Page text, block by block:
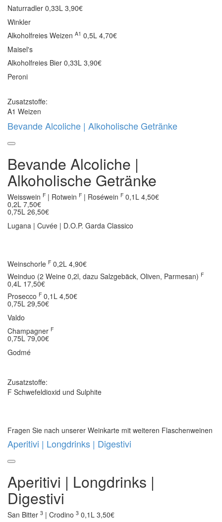
Naturradler 0,33L 3,90€
Winkler
Alkoholfreies Weizen A1 0,5L 4,70€
Maisel's
Alkoholfreies Bier 0,33L 3,90€
Peroni
Zusatzstoffe:
A1 Weizen
Bevande Alcoliche | Alkoholische Getränke
Bevande Alcoliche |
Alkoholische Getränke
Weisswein F | Rotwein F | Roséwein F 0,1L 4,50€
0,2L 7,50€
0,75L 26,50€
Lugana | Cuvée | D.O.P. Garda Classico
Weinschorle F 0,2L 4,90€
Weinduo (2 Weine 0,2l, dazu Salzgebäck, Oliven, Parmesan) F
0,4L 17,50€
Prosecco F 0,1L 4,50€
0,75L 29,50€
Valdo
Champagner F
0,75L 79,00€
Godmé
Zusatzstoffe:
F Schwefeldioxid und Sulphite
Fragen Sie nach unserer Weinkarte mit weiteren Flaschenweinen
Aperitivi | Longdrinks | Digestivi
Aperitivi | Longdrinks |
Digestivi
San Bitter 3 | Crodino 3 0,1L 3,50€